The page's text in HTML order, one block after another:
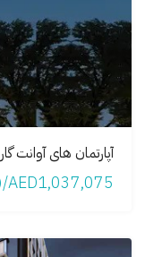
AED1,037,075/(39.4 میلیارد تومان)